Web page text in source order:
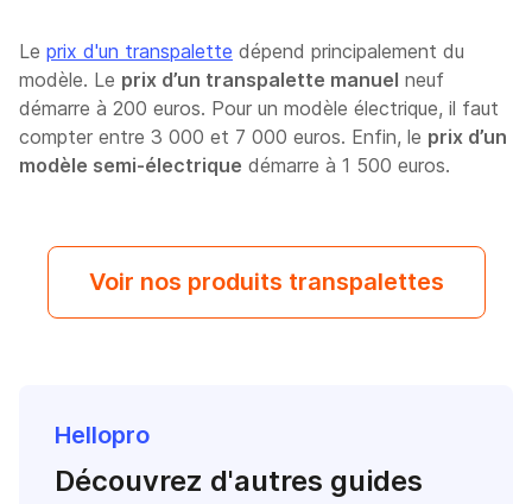
Le prix d'un transpalette dépend principalement du
modèle. Le prix d’un transpalette manuel neuf
démarre à 200 euros. Pour un modèle électrique, il faut
compter entre 3 000 et 7 000 euros. Enfin, le prix d’un
modèle semi-électrique démarre à 1 500 euros.
Voir nos produits transpalettes
Hellopro
Découvrez d'autres guides